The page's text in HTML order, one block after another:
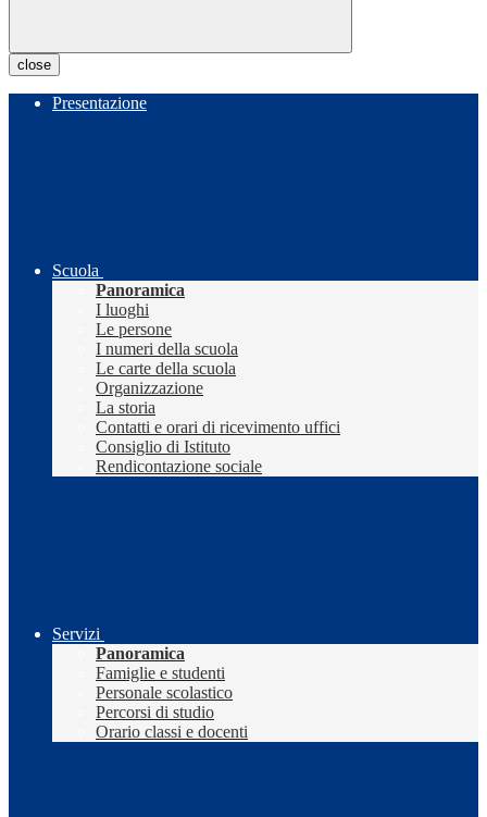
close
Presentazione
Scuola
Panoramica
I luoghi
Le persone
I numeri della scuola
Le carte della scuola
Organizzazione
La storia
Contatti e orari di ricevimento uffici
Consiglio di Istituto
Rendicontazione sociale
Servizi
Panoramica
Famiglie e studenti
Personale scolastico
Percorsi di studio
Orario classi e docenti